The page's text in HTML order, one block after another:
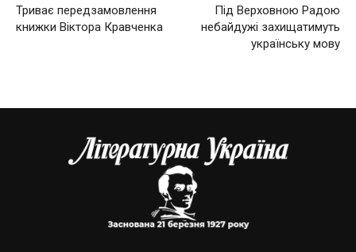
Триває передзамовлення
книжки Віктора Кравченка
Під Верховною Радою
небайдужі захищатимуть
українську мову